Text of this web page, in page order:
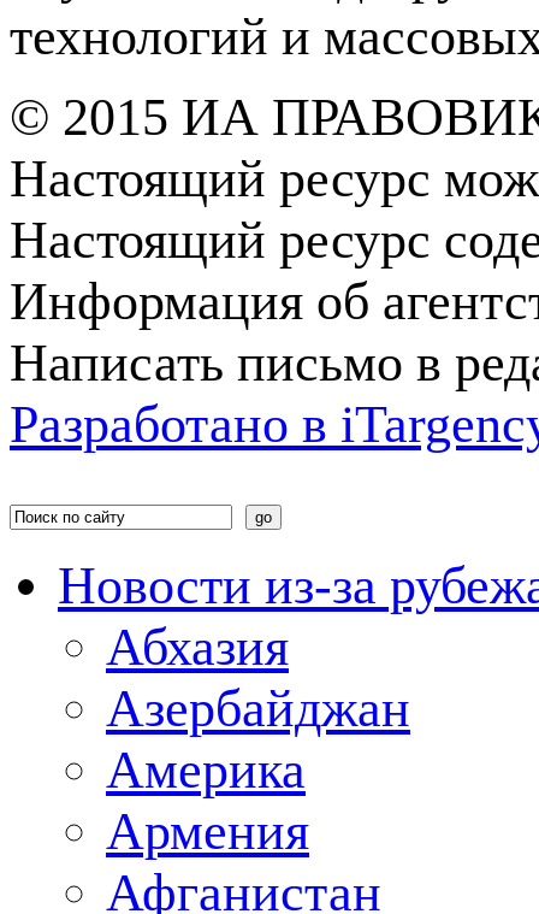
технологий и
© 2015 ИА
Настоящий ресурс
Настоящий ресурс
Информация об
Написать письмо в
Разработано в i
Новости из-за
Абхазия
Азербайджан
Америка
Армения
Афганистан